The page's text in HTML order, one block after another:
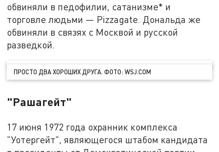
обвиняли в педофилии, сатанизме* и
торговле людьми — Pizzagate. Дональда же
обвиняли в связях с Москвой и русской
разведкой.
ПРОСТО ДВА ХОРОШИХ ДРУГА. ФОТО: WSJ.COM
"Рашагейт"
17 июня 1972 года охранник комплекса
"Уотергейт", являющегося штабом кандидата